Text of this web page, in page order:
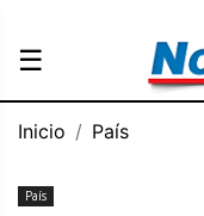
☰
Inicio País
País